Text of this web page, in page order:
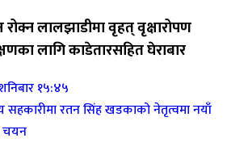
लालझाडीमा वृहत् वृक्षारोपण
लागि काडेतारसहित घेराबार
१५:४५